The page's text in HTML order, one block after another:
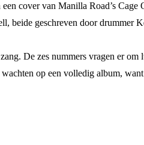
cover van Manilla Road’s Cage
geschreven door drummer
De zes nummers vragen er
op een volledig album,